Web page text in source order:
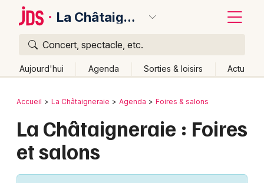
La Châtaigneraie
Concert, spectacle, etc.
Aujourd'hui Agenda Sorties & loisirs Actu
Publier un événement
Grands événements
Bordeaux
Colmar
Lille
Retour
Accueil La Châtaigneraie Agenda Foires & salons
La Châtaigneraie : Foires
et salons
Quoi ?
Où ?
Pays de la Loire
Partout Près de moi Changer de lieu
Quand ?
Aujourd'hui
Demain Ce week-end Autre